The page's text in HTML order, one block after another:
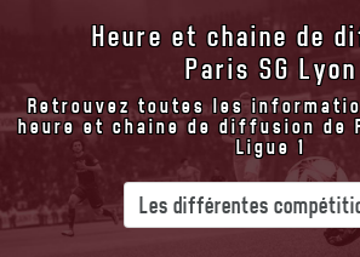
Heure et chaine de
Paris SG Lyon
Retrouvez toutes les
heure et chaine de diffusion de
Ligue 1